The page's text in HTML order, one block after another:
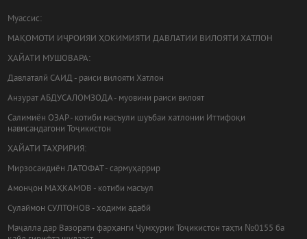
Муассис:
МАҚОМОТИ ИҶРОИЯИ ҲОКИМИЯТИ ДАВЛАТИИ ВИЛОЯТИ ХАТЛОН
ҲАЙАТИ МУШОВАРА:
Давлаталӣ САИД - раиси вилояти Хатлон
Анзурат АБДУСАЛОМЗОДА - муовини раиси вилоят
Салимиён ОЗАР - котиби масъули шуъбаи хатлонии Иттифоқи
нависандагони Тоҷикистон
ҲАЙАТИ ТАҲРИРИЯ:
Мирзосаидиён ЛАТОФАТ - сармуҳаррир
Амонҷон МАҲКАМОВ - котиби масъул
Сулаймон СУЛТОНОВ - ходими адабӣ
Маҷалла дар Вазорати фарҳанги Ҷумҳурии Тоҷикистон таҳти №0155 ба